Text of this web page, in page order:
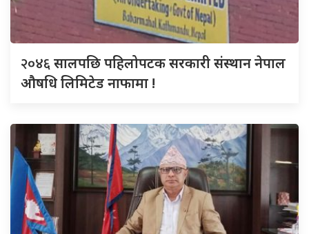
२०४६सालपछि पहिलोपटक सरकारी संस्थान नेपाल
औषधि लिमिटेड नाफामा !